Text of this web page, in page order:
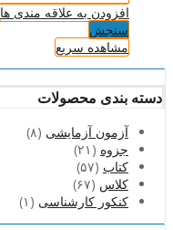
افزودن به علاقه مندی ها
سنجش
مشاهده سریع
دسته بندی محصولات
آزمون آزمایشی (۸)
جزوه (۲۱)
کتاب (۵۷)
کلاس (۶۷)
کنکور کارشناسی (۱)